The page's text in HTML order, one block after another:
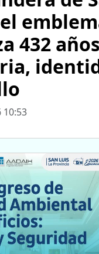
432
10:53